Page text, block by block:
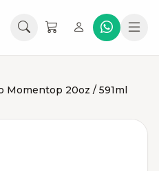
Momentop 20oz / 591ml